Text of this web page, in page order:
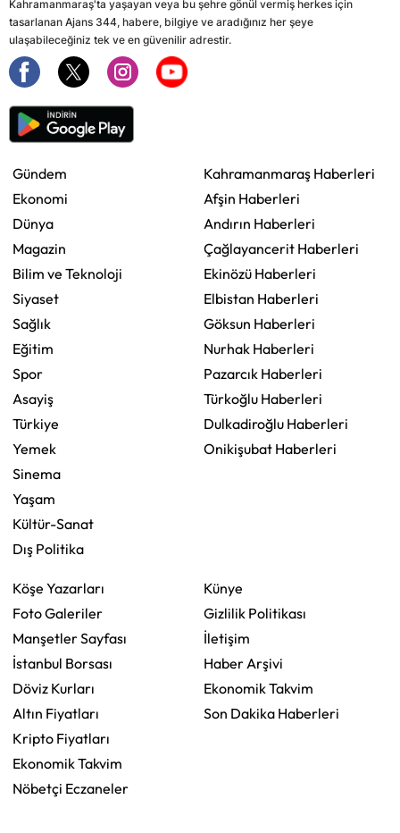
Kahramanmaraş'ta yaşayan veya bu şehre gönül vermiş herkes için
tasarlanan Ajans 344, habere, bilgiye ve aradığınız her şeye
ulaşabileceğiniz tek ve en güvenilir adrestir.
Gündem
Ekonomi
Dünya
Magazin
Bilim ve Teknoloji
Siyaset
Sağlık
Eğitim
Spor
Asayiş
Türkiye
Yemek
Sinema
Yaşam
Kültür-Sanat
Dış Politika
Kahramanmaraş Haberleri
Afşin Haberleri
Andırın Haberleri
Çağlayancerit Haberleri
Ekinözü Haberleri
Elbistan Haberleri
Göksun Haberleri
Nurhak Haberleri
Pazarcık Haberleri
Türkoğlu Haberleri
Dulkadiroğlu Haberleri
Onikişubat Haberleri
Köşe Yazarları
Foto Galeriler
Manşetler Sayfası
İstanbul Borsası
Döviz Kurları
Altın Fiyatları
Kripto Fiyatları
Ekonomik Takvim
Nöbetçi Eczaneler
Künye
Gizlilik Politikası
İletişim
Haber Arşivi
Ekonomik Takvim
Son Dakika Haberleri